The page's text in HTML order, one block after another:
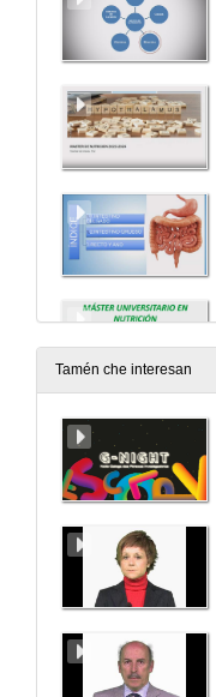
Tamén che interesan